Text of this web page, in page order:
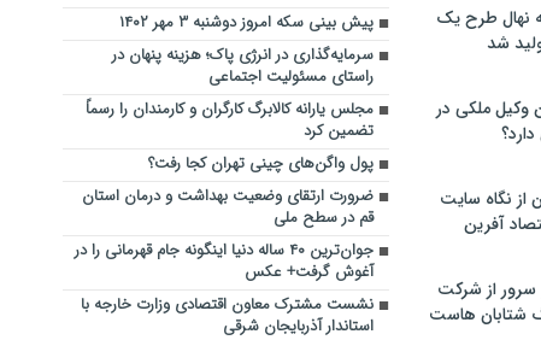
نهال طرح یک
شد
وکیل ملکی در
از نگاه سایت
آفرین
از شرکت
شتابان هاست
پیش بینی سکه امروز دوشنبه ۳ مهر ۱۴۰۲
سرمایه‌گذاری در انرژی پاک؛ هزینه پنهان در
راستای مسئولیت اجتماعی
مجلس یارانه کالابرگ کارگران و کارمندان را رسماً
تضمین کرد
پول واگن‌های چینی تهران کجا رفت؟
ضرورت ارتقای وضعیت بهداشت و درمان استان
قم در سطح ملی
جوان‌ترین ۴۰ ساله دنیا اینگونه جام قهرمانی را در
آغوش گرفت+ عکس
نشست مشترک معاون اقتصادی وزارت خارجه با
استاندار آذربایجان شرقی